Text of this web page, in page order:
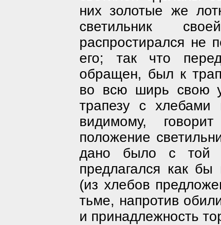
них золотые же
светильник
распростирался не
его; так что
обращен, был к
во всю ширь свою
трапезу с
видимому,
положение
дано было с той
предлагался как
(из хлебов
тьме, напротив
и принадлежность